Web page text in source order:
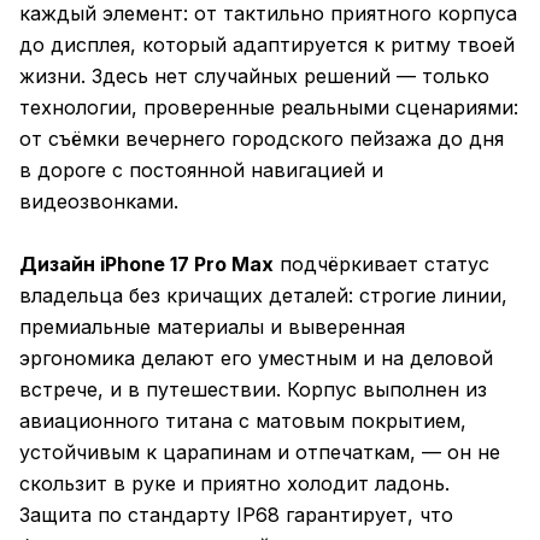
каждый элемент: от тактильно приятного корпуса
до дисплея, который адаптируется к ритму твоей
жизни. Здесь нет случайных решений — только
технологии, проверенные реальными сценариями:
от съёмки вечернего городского пейзажа до дня
в дороге с постоянной навигацией и
видеозвонками.
Дизайн iPhone 17 Pro Max подчёркивает статус
владельца без кричащих деталей: строгие линии,
премиальные материалы и выверенная
эргономика делают его уместным и на деловой
встрече, и в путешествии. Корпус выполнен из
авиационного титана с матовым покрытием,
устойчивым к царапинам и отпечаткам, — он не
скользит в руке и приятно холодит ладонь.
Защита по стандарту IP68 гарантирует, что